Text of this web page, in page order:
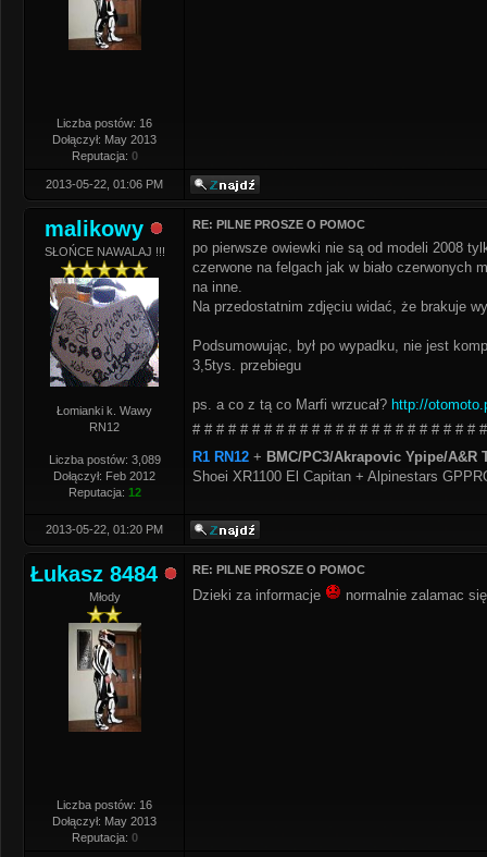
Liczba postów: 16
Dołączył: May 2013
Reputacja: 0
2013-05-22, 01:06 PM
malikowy
SŁOŃCE NAWALAJ !!!
Łomianki k. Wawy
RN12
Liczba postów: 3,089
Dołączył: Feb 2012
Reputacja: 12
RE: PILNE PROSZE O POMOC
po pierwsze owiewki nie są od modeli 2008
czerwone na felgach jak w biało czerwonych
na inne.
Na przedostatnim zdjęciu widać, że brakuje
Podsumowując, był po wypadku, nie jest
3,5tys. przebiegu
ps. a co z tą co Marfi wrzucał? http://
# # # # # # # # # # # # # # # # # # # # # # # #
R1 RN12 + BMC/PC3/Akrapovic Ypipe/A&R
Shoei XR1100 El Capitan + Alpinestars
2013-05-22, 01:20 PM
Łukasz 8484
Młody
Liczba postów: 16
Dołączył: May 2013
Reputacja: 0
RE: PILNE PROSZE O POMOC
Dzieki za informacje normalnie zalamac